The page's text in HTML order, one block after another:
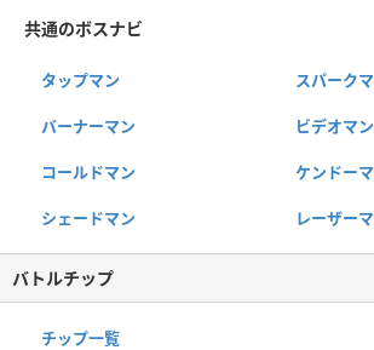
共通のボスナビ
タップマン スパーク
バーナーマン ビデオマン
コールドマン ケンドー
シェードマン レーザー
バトルチップ
チップ一覧